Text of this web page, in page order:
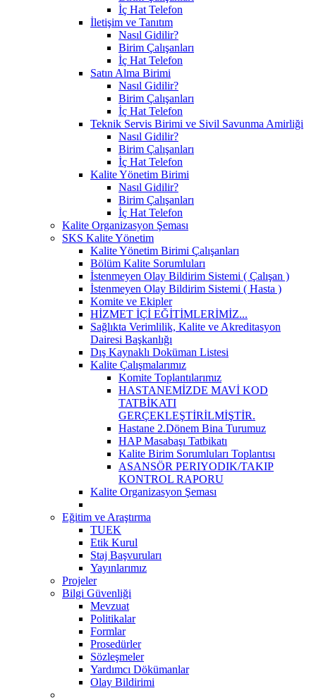
İç Hat Telefon
İletişim ve Tanıtım
Nasıl Gidilir?
Birim Çalışanları
İç Hat Telefon
Satın Alma Birimi
Nasıl Gidilir?
Birim Çalışanları
İç Hat Telefon
Teknik Servis Birimi ve Sivil Savunma Amirliği
Nasıl Gidilir?
Birim Çalışanları
İç Hat Telefon
Kalite Yönetim Birimi
Nasıl Gidilir?
Birim Çalışanları
İç Hat Telefon
Kalite Organizasyon Şeması
SKS Kalite Yönetim
Kalite Yönetim Birimi Çalışanları
Bölüm Kalite Sorumluları
İstenmeyen Olay Bildirim Sistemi ( Çalışan )
İstenmeyen Olay Bildirim Sistemi ( Hasta )
Komite ve Ekipler
HİZMET İÇİ EĞİTİMLERİMİZ...
Sağlıkta Verimlilik, Kalite ve Akreditasyon
Dairesi Başkanlığı
Dış Kaynaklı Doküman Listesi
Kalite Çalışmalarımız
Komite Toplantılarımız
HASTANEMİZDE MAVİ KOD
TATBİKATI
GERÇEKLEŞTİRİLMİŞTİR.
Hastane 2.Dönem Bina Turumuz
HAP Masabaşı Tatbikatı
Kalite Birim Sorumluları Toplantısı
ASANSÖR PERIYODIK/TAKIP
KONTROL RAPORU
Kalite Organizasyon Şeması
Eğitim ve Araştırma
TUEK
Etik Kurul
Staj Başvuruları
Yayınlarımız
Projeler
Bilgi Güvenliği
Mevzuat
Politikalar
Formlar
Prosedürler
Sözleşmeler
Yardımcı Dökümanlar
Olay Bildirimi